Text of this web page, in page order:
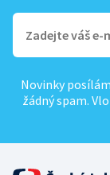
Novinky
žádný spam.